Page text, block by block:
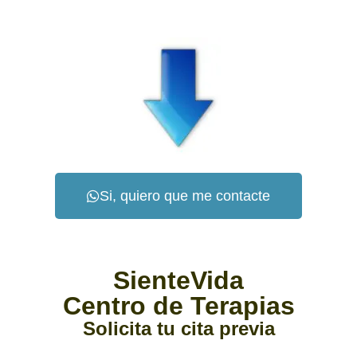
Si, quiero que me contacte
SienteVida
Centro de Terapias
Solicita tu cita previa